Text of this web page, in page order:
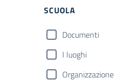
Filtri
SCUOLA
Documenti
I luoghi
Organizzazione